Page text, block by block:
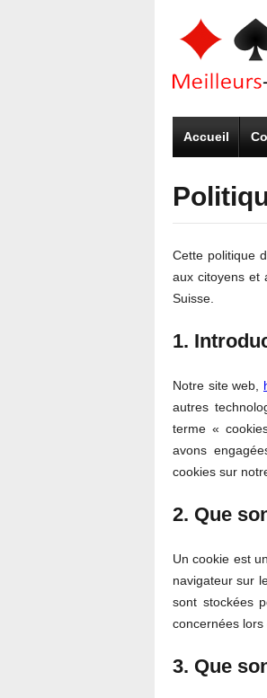
Accueil
Cette politique
aux citoyens et
Suisse.
1.
Notre site web,
autres
terme «
avons
cookies sur
2. Que
Un cookie est
navigateur sur
sont stockées
concernées lors
3. Que